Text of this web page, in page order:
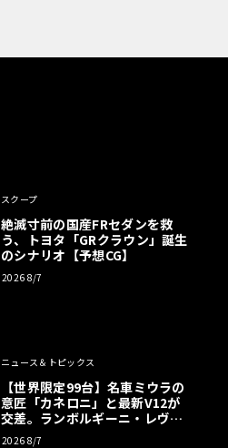
スクープ
絶滅寸前の国産FRセダンを救
う、トヨタ「GRクラウン」誕生
のシナリオ【予想CG】
2026 8/7
ニュース＆トピックス
【世界限定99台】名車ミウラの
意匠「カネロニ」と最新V12が
交差。ランボルギーニ・レヴエ
ルトに60周年記念車が登場
2026 8/7